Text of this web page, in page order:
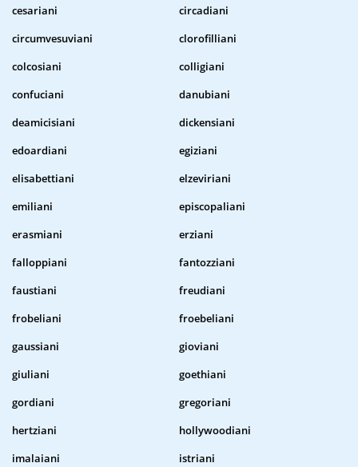
cesariani
circadiani
circumvesuviani
clorofilliani
colcosiani
colligiani
confuciani
danubiani
deamicisiani
dickensiani
edoardiani
egiziani
elisabettiani
elzeviriani
emiliani
episcopaliani
erasmiani
erziani
falloppiani
fantozziani
faustiani
freudiani
frobeliani
froebeliani
gaussiani
gioviani
giuliani
goethiani
gordiani
gregoriani
hertziani
hollywoodiani
imalaiani
istriani